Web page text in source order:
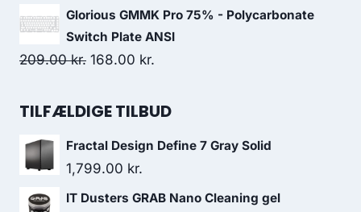
price
was:
399.00 kr..
price
is:
Glorious GMMK Pro 75% - Polycarbonate
Switch Plate ANSI
209.00kr. Original
was:
168.00 kr.
is:
TILFÆLDIGE TILBUD
Fractal Design Define 7 Gray Solid
1,799.00 kr.
IT Dusters GRAB Nano Cleaning gel